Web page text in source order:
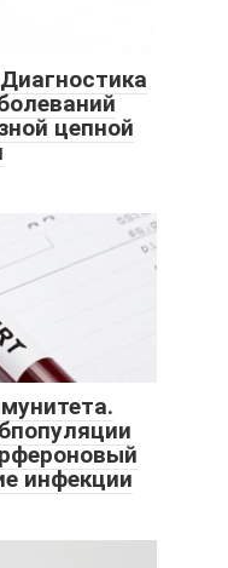
цепной
инфекции